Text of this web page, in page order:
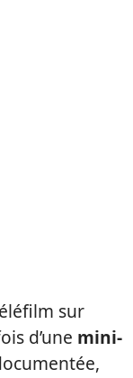
sur
d’une mini-